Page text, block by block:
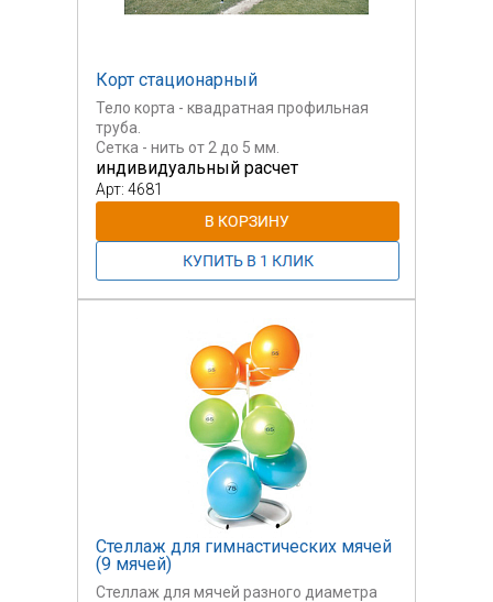
Корт стационарный
Тело корта - квадратная профильная
труба.
Сетка - нить от 2 до 5 мм.
Изготавливаем по размерам заказчика.
Цена
рассчитывается индивидуально.
индивидуальный расчет
Арт: 4681
Стеллаж для гимнастических мячей
(9 мячей)
Стеллаж для мячей разного диаметра